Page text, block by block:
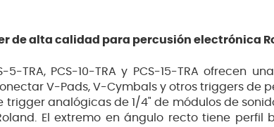
de alta calidad para percusión electrónica
5-TRA, PCS-10-TRA y PCS-15-TRA ofrecen
V-Pads, V-Cymbals y otros triggers de
trigger analógicas de 1/4" de módulos de
El extremo en ángulo recto tiene perfil